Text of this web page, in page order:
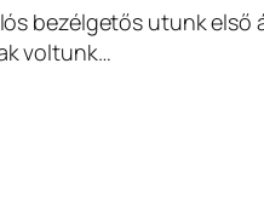
bezélgetős utunk
voltunk…